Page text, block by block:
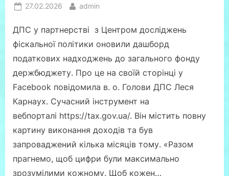
Posted
27.02.2026 By
admin
ДПС у партнерстві з Центром досліджень
фіскальної політики оновили дашборд
податкових надходжень до загального фонду
держбюджету. Про це на своїй сторінці у
Facebook повідомила в. о. Голови ДПС Леся
Карнаух. Сучасний інструмент на
вебпорталі https://tax.gov.ua/. Він містить повну
картину виконання доходів та був
запроваджений кілька місяців тому. «Разом
прагнемо, щоб цифри були максимально
зрозумілими кожному. Щоб кожен…